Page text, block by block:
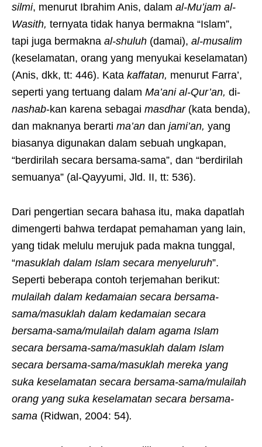
silmi, menurut Ibrahim Anis, dalam al-Mu’jam al-
Wasith, ternyata tidak hanya bermakna “Islam”,
tapi juga bermakna al-shuluh (damai), al-musalim
(keselamatan, orang yang menyukai keselamatan)
(Anis, dkk, tt: 446). Kata kaffatan, menurut Farra’,
seperti yang tertuang dalam Ma’ani al-Qur’an, di-
nashab-kan karena sebagai masdhar(kata benda),
dan maknanya berarti ma’an dan jami’an, yang
biasanya digunakan dalam sebuah ungkapan,
“berdirilah secara bersama-sama”, dan “berdirilah
semuanya” (al-Qayyumi, Jld. II, tt: 536).
Dari pengertian secara bahasa itu, maka dapatlah
dimengerti bahwa terdapat pemahaman yang lain,
yang tidak melulu merujuk pada makna tunggal,
“masuklah dalam Islam secara menyeluruh”.
Seperti beberapa contoh terjemahan berikut:
mulailah dalam kedamaian secara bersama-
sama/masuklah dalam kedamaian secara
bersama-sama/mulailah dalam agama Islam
secara bersama-sama/masuklah dalam Islam
secara bersama-sama/masuklah mereka yang
suka keselamatan secara bersama-sama/mulailah
orang yang suka keselamatan secara bersama-
sama (Ridwan, 2004: 54).